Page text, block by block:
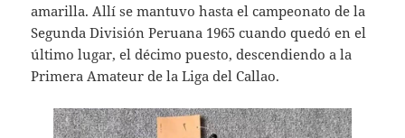
amarilla. Allí se mantuvo hasta el campeonato de la
Segunda División Peruana 1965 cuando quedó en el
último lugar, el décimo puesto, descendiendo a la
Primera Amateur de la Liga del Callao.